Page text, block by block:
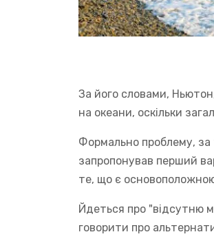
За його словами, Ньютон,
на океани, оскільки
Формально проблему,
запропонував перший
те, що є
Йдеться про "відсутню
говорити про